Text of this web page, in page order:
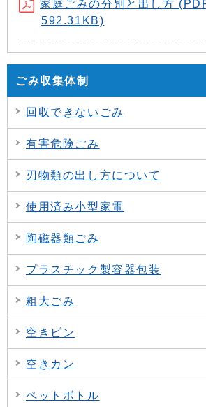
家庭ごみの分別と出し方
592.31KB)
ごみ収集体制
回収できないごみ
有害危険ごみ
刃物類の出し方について
使用済み小型家電
陶磁器類ごみ
プラスチック製容器包装
粗大ごみ
空きビン
空きカン
ペットボトル